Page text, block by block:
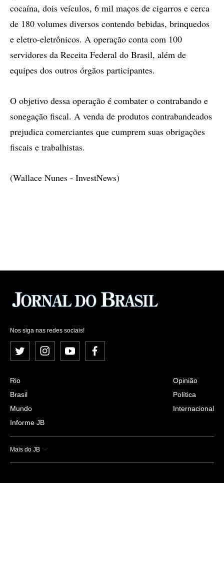
cocaína, dois veículos, 6 mil maços de cigarros e cerca
de 180 volumes diversos contendo bebidas, brinquedos
e eletro-eletrônicos. A operação conta com 100
servidores da Receita Federal do Brasil, além de
equipes dos outros órgãos participantes.
O objetivo dessa operação é combater o contrabando e
sonegação fiscal. A venda de produtos contrabandeados
prejudica comerciantes que cumprem suas obrigações
fiscais e trabalhistas.
(Wallace Nunes - InvestNews)
Nos siga nas redes sociais!
Twitter InstagramYouTubeFacebook
Rio
Brasil
Mundo
Informe JB
Opinião
Política
Internacional
Mais do JB
Esportes